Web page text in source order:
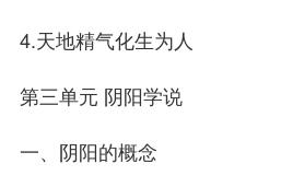
4.天地精气化生为人
第三单元 阴阳学说
一、阴阳的概念